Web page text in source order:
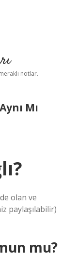
notlar.
Mı
olan ve
paylaşılabilir)
mu?